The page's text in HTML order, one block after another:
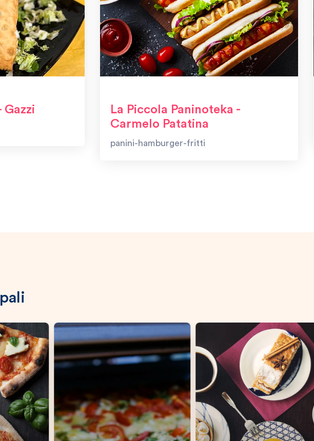
Gazzi
La Piccola Paninoteka -
Carmelo Patatina
panini-hamburger-fritti